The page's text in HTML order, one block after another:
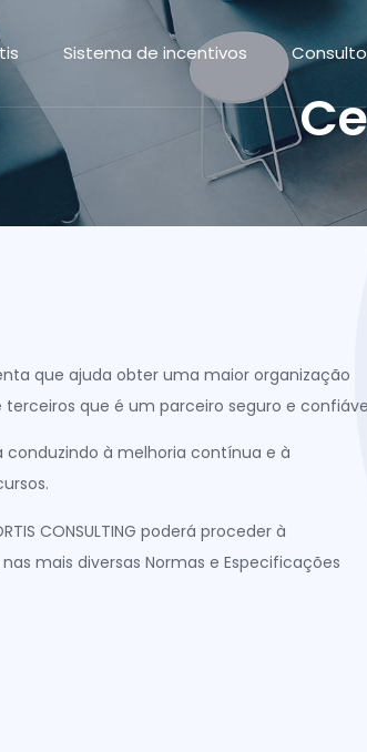
Sistema de incentivos
que ajuda obter uma maior organização
que é um parceiro seguro e
à melhoria contínua e à
CONSULTING poderá proceder à
mais diversas Normas e Especificações